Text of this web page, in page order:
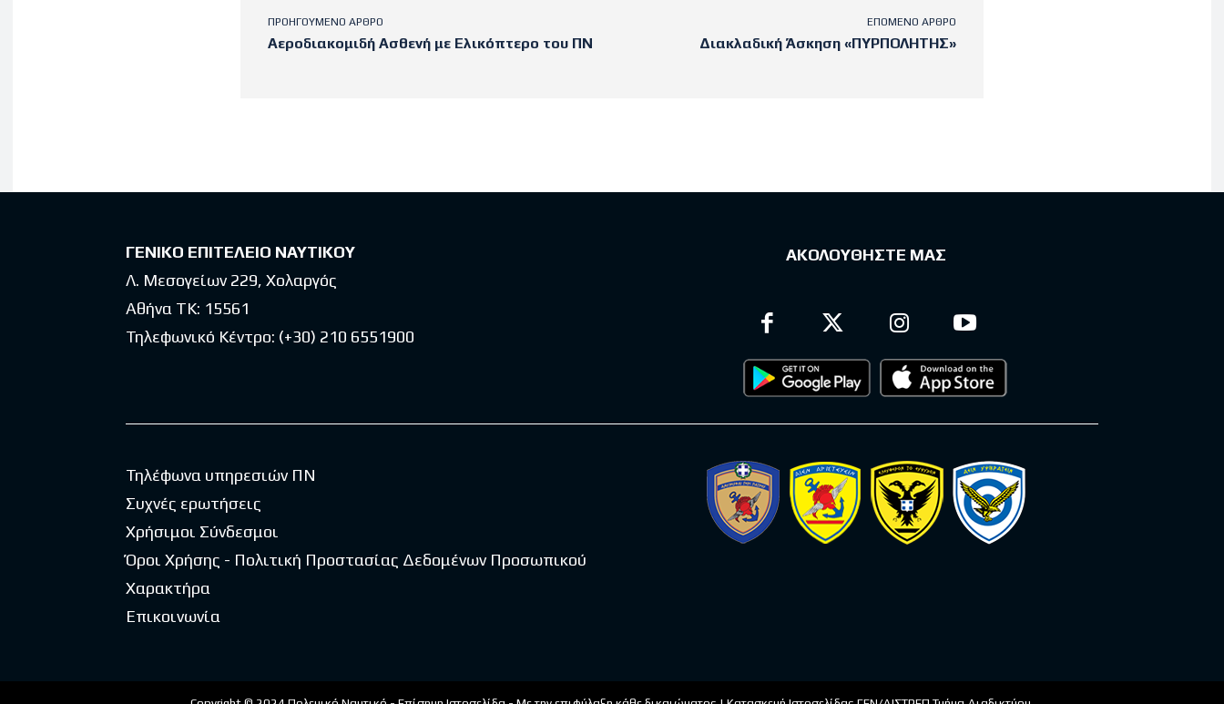
ΠΡΟΗΓΟΎΜΕΝΟ ΆΡΘΡΟ
Αεροδιακομιδή Ασθενή με Ελικόπτερο του ΠΝ
ΕΠΌΜΕΝΟ ΆΡΘΡΟ
Διακλαδική Άσκηση «ΠΥΡΠΟΛΗΤΗΣ»
ΓΕΝΙΚΟ ΕΠΙΤΕΛΕΙΟ ΝΑΥΤΙΚΟΥ
Λ. Μεσογείων 229, Χολαργός
Αθήνα ΤΚ: 15561
Τηλεφωνικό Κέντρο: (+30) 210 6551900
ΑΚΟΛΟΥΘΗΣΤΕ ΜΑΣ
Τηλέφωνα υπηρεσιών ΠΝ
Συχνές ερωτήσεις
Χρήσιμοι Σύνδεσμοι
Όροι Χρήσης - Πολιτική Προστασίας Δεδομένων Προσωπικού
Χαρακτήρα
Επικοινωνία